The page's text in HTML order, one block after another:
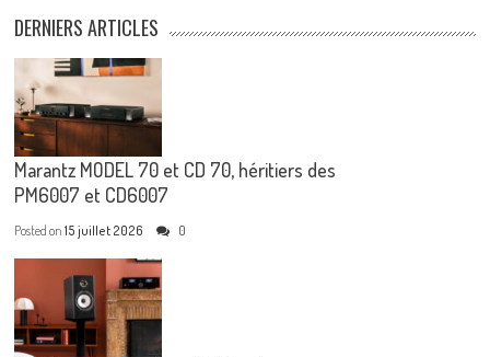
DERNIERS ARTICLES
Marantz MODEL 70 et CD 70, héritiers des
PM6007 et CD6007
Posted on15 juillet 2026 0